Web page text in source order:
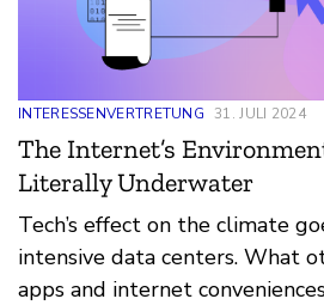
INTERESSENVERTRETUNG 31. JULI 2024
The Internet’s
Literally Underwater
Tech’s effect on the climate
intensive data centers. What
apps and internet